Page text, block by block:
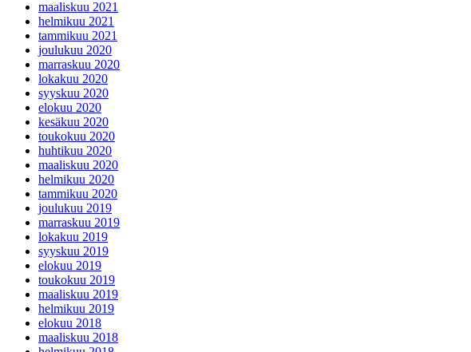
maaliskuu 2021
helmikuu 2021
tammikuu 2021
joulukuu 2020
marraskuu 2020
lokakuu 2020
syyskuu 2020
elokuu 2020
kesäkuu 2020
toukokuu 2020
huhtikuu 2020
maaliskuu 2020
helmikuu 2020
tammikuu 2020
joulukuu 2019
marraskuu 2019
lokakuu 2019
syyskuu 2019
elokuu 2019
toukokuu 2019
maaliskuu 2019
helmikuu 2019
elokuu 2018
maaliskuu 2018